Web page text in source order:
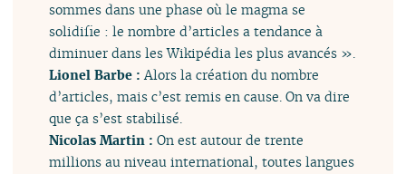
sommes dans une phase où le magma se
solidifie : le nombre d’articles a tendance à
diminuer dans les Wikipédia les plus avancés ».
Lionel Barbe :Alors la création du nombre
d’articles, mais c’est remis en cause. On va dire
que ça s’est stabilisé.
Nicolas Martin :On est autour de trente
millions au niveau international, toutes langues